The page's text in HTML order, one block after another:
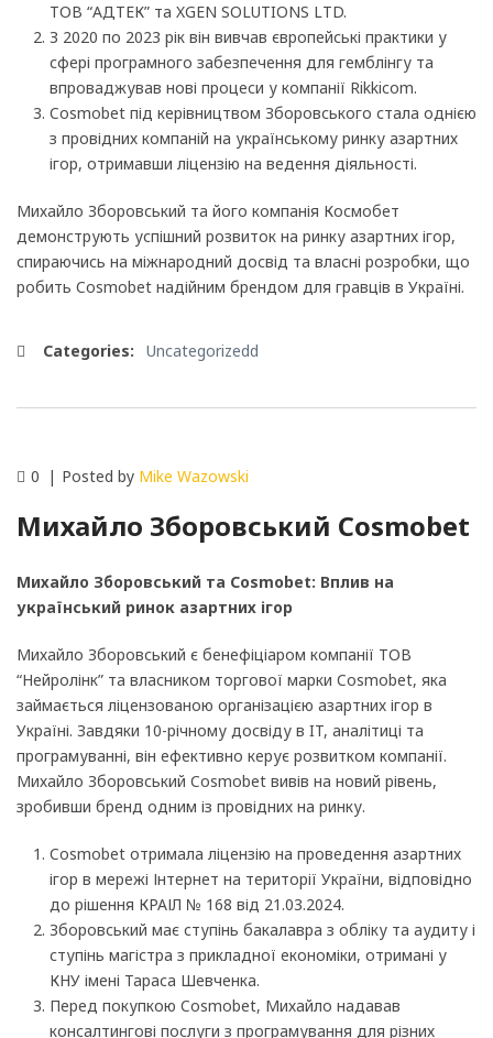
ТОВ “АДТЕК” та XGEN SOLUTIONS LTD.
З 2020 по 2023 рік він вивчав європейські практики у
сфері програмного забезпечення для гемблінгу та
впроваджував нові процеси у компанії Rikkicom.
Cosmobet під керівництвом Зборовського стала однією
з провідних компаній на українському ринку азартних
ігор, отримавши ліцензію на ведення діяльності.
Михайло Зборовський та його компанія Космобет
демонструють успішний розвиток на ринку азартних ігор,
спираючись на міжнародний досвід та власні розробки, що
робить Cosmobet надійним брендом для гравців в Україні.
Categories: Uncategorizedd
0 Posted by Mike Wazowski
Михайло Зборовський Cosmobet
Михайло Зборовський та Cosmobet: Вплив на
український ринок азартних ігор
Михайло Зборовський є бенефіціаром компанії ТОВ
“Нейролінк” та власником торгової марки Cosmobet, яка
займається ліцензованою організацією азартних ігор в
Україні. Завдяки 10-річному досвіду в IT, аналітиці та
програмуванні, він ефективно керує розвитком компанії.
Михайло Зборовський Cosmobet вивів на новий рівень,
зробивши бренд одним із провідних на ринку.
Cosmobet отримала ліцензію на проведення азартних
ігор в мережі Інтернет на території України, відповідно
до рішення КРАІЛ № 168 від 21.03.2024.
Зборовський має ступінь бакалавра з обліку та аудиту і
ступінь магістра з прикладної економіки, отримані у
КНУ імені Тараса Шевченка.
Перед покупкою Cosmobet, Михайло надавав
консалтингові послуги з програмування для різних